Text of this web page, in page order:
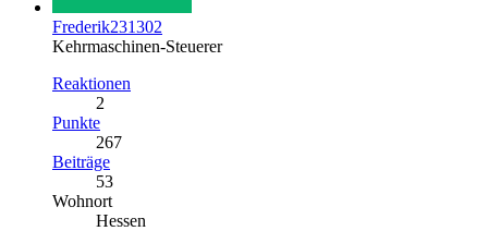
Frederik231302
Kehrmaschinen-Steuerer
Reaktionen
2
Punkte
267
Beiträge
53
Wohnort
Hessen